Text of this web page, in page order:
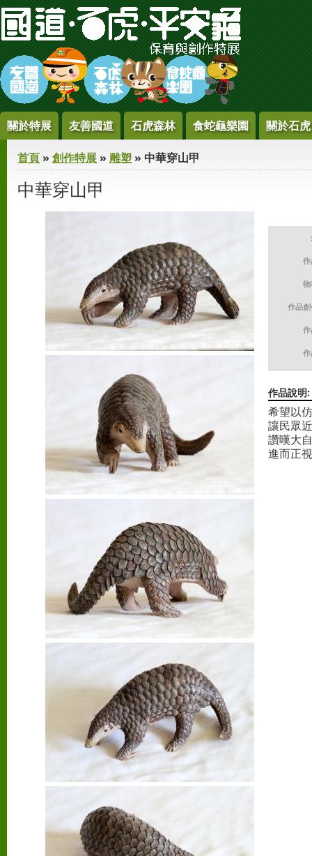
Jump to Content
關於特展 友善國道 石虎森林 食蛇龜樂園 關於石虎
您在這裡
首頁 » 創作特展 » 雕塑 » 中華穿山甲
中華穿山甲
作品
作品說明:
希望以
讓民眾
讚嘆大
進而正